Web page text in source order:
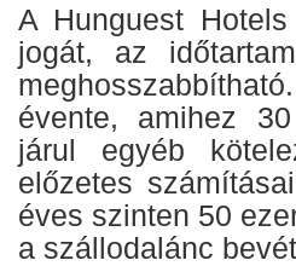
A Hunguest
jogát, az
évente, amihez
járul egyéb
előzetes
éves szinten 50
a szállodalánc